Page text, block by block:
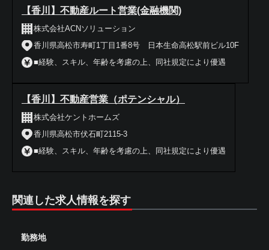
【香川】不動産ルート営業(金融機関)
株式会社ACNソリューション
香川県高松市寿町1丁目1番8号 日本生命高松駅前ビル10F
■経験、スキル、年齢を考慮の上、同社規定により優遇
【香川】不動産営業（ポテンシャル）
株式会社ケントホームズ
香川県高松市伏石町2115-3
■経験、スキル、年齢を考慮の上、同社規定により優遇
関連した求人情報を探す
勤務地